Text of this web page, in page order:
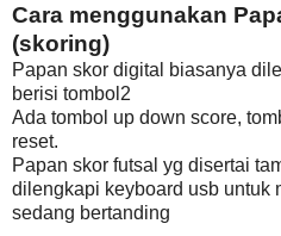
Cara menggunakan
(skoring)
Papan skor digital biasanya
berisi tombol2
Ada tombol up down score,
reset.
Papan skor futsal yg disertai
dilengkapi keyboard usb untuk
sedang bertanding